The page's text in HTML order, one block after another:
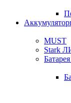
MUST
Stark